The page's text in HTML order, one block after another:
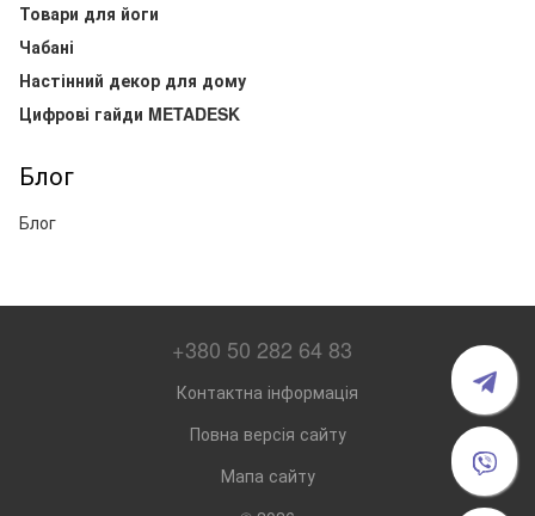
Товари для йоги
Чабані
Настінний декор для дому
Цифрові гайди METADESK
Блог
Блог
+380 50 282 64 83
Контактна інформація
Повна версія сайту
Мапа сайту